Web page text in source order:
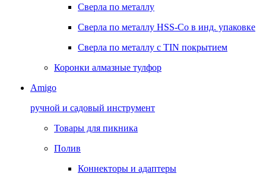
Сверла по металлу
Сверла по металлу HSS-Co в инд. упаковке
Сверла по металлу с TIN покрытием
Коронки алмазные тулфор
Amigo
ручной и садовый инструмент
Товары для пикника
Полив
Коннекторы и адаптеры